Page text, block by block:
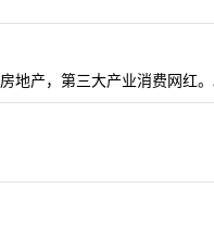
地产，第三大产业消费网红